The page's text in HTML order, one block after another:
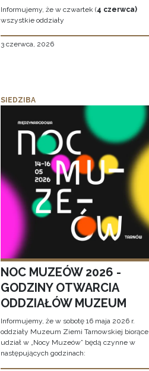
Informujemy, że w czwartek (4 czerwca)
wszystkie oddziały
3 czerwca, 2026
SIEDZIBA
NOC MUZEÓW 2026 -
GODZINY OTWARCIA
ODDZIAŁÓW MUZEUM
Informujemy, że w sobotę 16 maja 2026 r.
oddziały Muzeum Ziemi Tarnowskiej biorące
udział w „Nocy Muzeów” będą czynne w
następujących godzinach: